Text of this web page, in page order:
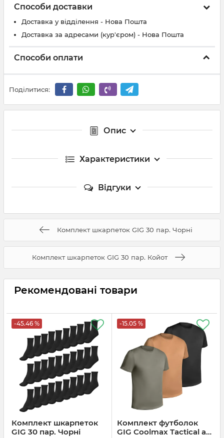
Способи доставки
Доставка у відділення - Нова Пошта
Доставка за адресами (кур'єром) - Нова Пошта
Способи оплати
Поділитися:
Опис
Характеристики
Відгуки
Комплект шкарпеток GIG 30 пар. Чорні
Комплект шкарпеток GIG 30 пар. Койот
Рекомендовані товари
-45.46 %
Комплект шкарпеток
GIG 30 пар. Чорні
-15.05 %
Комплект футболок
GIG Coolmax Tactical air